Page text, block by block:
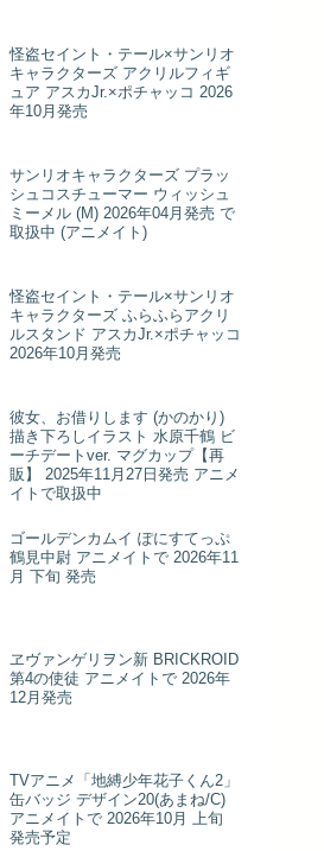
怪盗セイント・テール×サンリオ
キャラクターズ アクリルフィギ
ュア アスカJr.×ポチャッコ 2026
年10月発売
サンリオキャラクターズ プラッ
シュコスチューマー ウィッシュ
ミーメル (M) 2026年04月発売 で
取扱中 (アニメイト)
怪盗セイント・テール×サンリオ
キャラクターズ ふらふらアクリ
ルスタンド アスカJr.×ポチャッコ
2026年10月発売
彼女、お借りします (かのかり)
描き下ろしイラスト 水原千鶴 ビ
ーチデートver. マグカップ【再
販】 2025年11月27日発売 アニメ
イトで取扱中
ゴールデンカムイ ぽにすてっぷ
鶴見中尉 アニメイトで 2026年11
月 下旬 発売
ヱヴァンゲリヲン新 BRICKROID
第4の使徒 アニメイトで 2026年
12月発売
TVアニメ「地縛少年花子くん2」
缶バッジ デザイン20(あまね/C)
アニメイトで 2026年10月 上旬
発売予定